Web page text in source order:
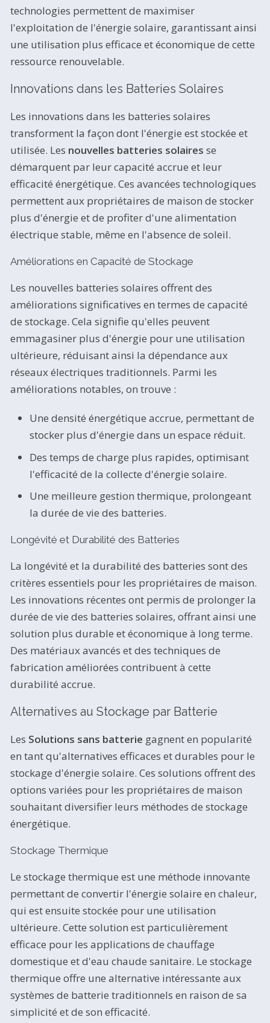
technologies permettent de maximiser
l'exploitation de l'énergie solaire, garantissant ainsi
une utilisation plus efficace et économique de cette
ressource renouvelable.
Innovations dans les Batteries Solaires
Les innovations dans les batteries solaires
transforment la façon dont l'énergie est stockée et
utilisée. Les nouvelles batteries solaires se
démarquent par leur capacité accrue et leur
efficacité énergétique. Ces avancées technologiques
permettent aux propriétaires de maison de stocker
plus d'énergie et de profiter d'une alimentation
électrique stable, même en l'absence de soleil.
Améliorations en Capacité de Stockage
Les nouvelles batteries solaires offrent des
améliorations significatives en termes de capacité
de stockage. Cela signifie qu'elles peuvent
emmagasiner plus d'énergie pour une utilisation
ultérieure, réduisant ainsi la dépendance aux
réseaux électriques traditionnels. Parmi les
améliorations notables, on trouve :
Une densité énergétique accrue, permettant de
stocker plus d'énergie dans un espace réduit.
Des temps de charge plus rapides, optimisant
l'efficacité de la collecte d'énergie solaire.
Une meilleure gestion thermique, prolongeant
la durée de vie des batteries.
Longévité et Durabilité des Batteries
La longévité et la durabilité des batteries sont des
critères essentiels pour les propriétaires de maison.
Les innovations récentes ont permis de prolonger la
durée de vie des batteries solaires, offrant ainsi une
solution plus durable et économique à long terme.
Des matériaux avancés et des techniques de
fabrication améliorées contribuent à cette
durabilité accrue.
Alternatives au Stockage par Batterie
Les Solutions sans batterie gagnent en popularité
en tant qu'alternatives efficaces et durables pour le
stockage d'énergie solaire. Ces solutions offrent des
options variées pour les propriétaires de maison
souhaitant diversifier leurs méthodes de stockage
énergétique.
Stockage Thermique
Le stockage thermique est une méthode innovante
permettant de convertir l'énergie solaire en chaleur,
qui est ensuite stockée pour une utilisation
ultérieure. Cette solution est particulièrement
efficace pour les applications de chauffage
domestique et d'eau chaude sanitaire. Le stockage
thermique offre une alternative intéressante aux
systèmes de batterie traditionnels en raison de sa
simplicité et de son efficacité.